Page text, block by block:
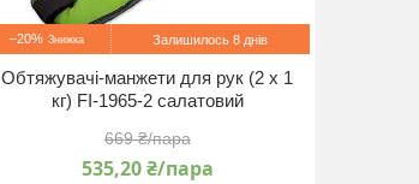
–20% Залишилось 8 днів
Обтяжувачі-манжети для рук (2 x 1
кг) FI-1965-2 салатовий
669 ₴/пара
535,20 ₴/пара